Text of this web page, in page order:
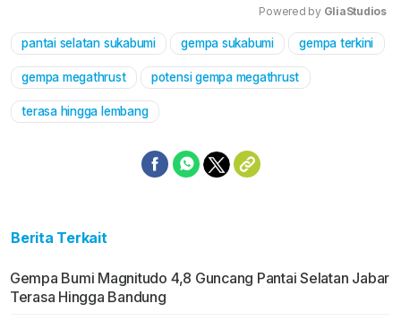
Mute
Powered by GliaStudios
pantai selatan sukabumi gempa sukabumi gempa terkini
gempa megathrust potensi gempa megathrust
terasa hingga lembang
Berita Terkait
Gempa Bumi Magnitudo 4,8 Guncang Pantai Selatan Jabar
Terasa Hingga Bandung